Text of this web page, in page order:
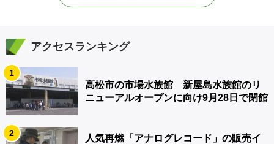
アクセスランキング
1
高松市の市場水族館 新屋島水族館のリ
ニューアルオープンに向け9月28日で閉館
2
人気再燃「アナログレコード」の販売イ